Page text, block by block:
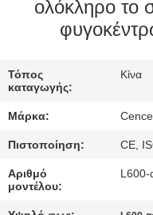
ΈΛΕΓΧΟΣ
ΠΟΙΌΤΗΤΑΣ
ΜΑΖΊ
ΜΑΣ
ΕΙΔΉΣΕΙΣ
ολόκληρο το
Τόπος
καταγωγής:
Κίνα
Μάρκα:
Πιστοποίηση: CE,
Αριθμό
μοντέλου:
L600-